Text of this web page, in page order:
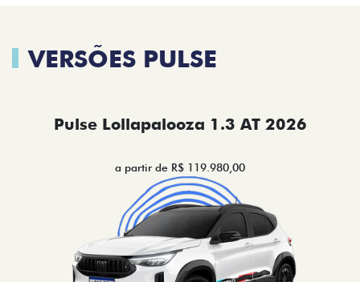
VERSÕES PULSE
Pulse Lollapalooza 1.3 AT 2026
a partir de R$ 119.980,00